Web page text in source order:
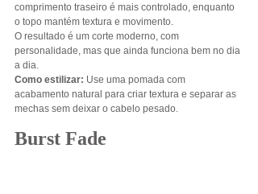
comprimento traseiro é mais controlado, enquanto
o topo mantém textura e movimento.
O resultado é um corte moderno, com
personalidade, mas que ainda funciona bem no dia
a dia.
Como estilizar: Use uma pomada com
acabamento natural para criar textura e separar as
mechas sem deixar o cabelo pesado.
Burst Fade